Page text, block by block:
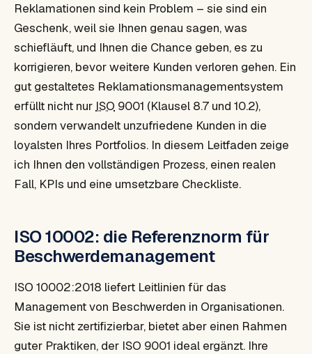
Reklamationen sind kein Problem – sie sind ein
Geschenk, weil sie Ihnen genau sagen, was
schiefläuft, und Ihnen die Chance geben, es zu
korrigieren, bevor weitere Kunden verloren gehen. Ein
gut gestaltetes Reklamationsmanagementsystem
erfüllt nicht nur ISO 9001 (Klausel 8.7 und 10.2),
sondern verwandelt unzufriedene Kunden in die
loyalsten Ihres Portfolios. In diesem Leitfaden zeige
ich Ihnen den vollständigen Prozess, einen realen
Fall, KPIs und eine umsetzbare Checkliste.
ISO 10002: die Referenznorm für
Beschwerdemanagement
ISO 10002:2018 liefert Leitlinien für das
Management von Beschwerden in Organisationen.
Sie ist nicht zertifizierbar, bietet aber einen Rahmen
guter Praktiken, der ISO 9001 ideal ergänzt. Ihre